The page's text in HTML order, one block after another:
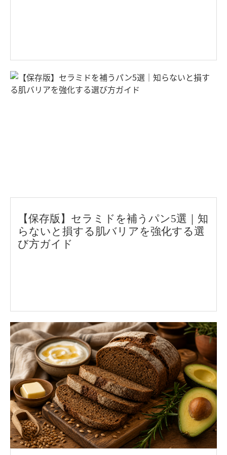
【保存版】セラミドを補うパン5選｜知
らないと損する肌バリアを強化する選
び方ガイド